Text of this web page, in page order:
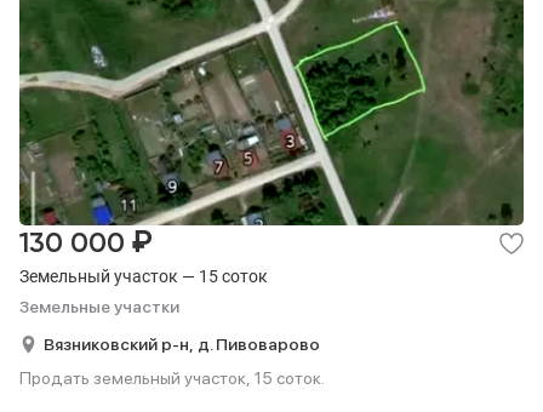
Земельный участок — 15 соток
Земельные участки
130 000 ₽
Вязниковский р-н, д. Пивоварово
Продать земельный участок, 15 соток.